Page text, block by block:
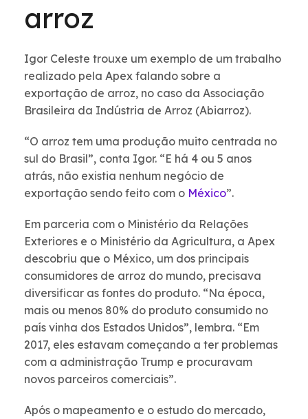
arroz
Igor Celeste trouxe um exemplo de um trabalho
realizado pela Apex falando sobre a
exportação de arroz, no caso da Associação
Brasileira da Indústria de Arroz (Abiarroz).
“O arroz tem uma produção muito centrada no
sul do Brasil”, conta Igor. “E há 4 ou 5 anos
atrás, não existia nenhum negócio de
exportação sendo feito com o México”.
Em parceria com o Ministério da Relações
Exteriores e o Ministério da Agricultura, a Apex
descobriu que o México, um dos principais
consumidores de arroz do mundo, precisava
diversificar as fontes do produto. “Na época,
mais ou menos 80% do produto consumido no
país vinha dos Estados Unidos”, lembra. “Em
2017, eles estavam começando a ter problemas
com a administração Trump e procuravam
novos parceiros comerciais”.
Após o mapeamento e o estudo do mercado,